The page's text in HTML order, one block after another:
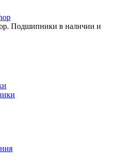
Подшипники в наличии и